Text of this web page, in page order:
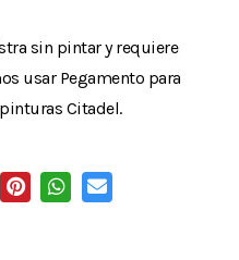
sin pintar y requiere
usar Pegamento para
Citadel.